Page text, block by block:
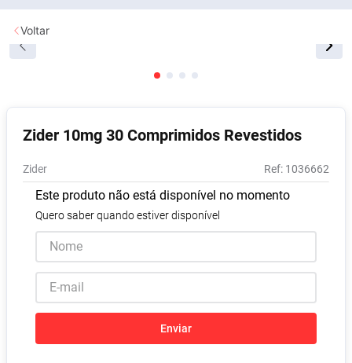
Zider 10mg 30 Comprimidos Revestidos
Zider : 1036662
Este produto não está disponível no momento
Quero saber quando estiver disponível
Enviar
Voltar
1º Fralda
2
6º Shampoo
8 Vitamina D
9º Absorvente
10 º